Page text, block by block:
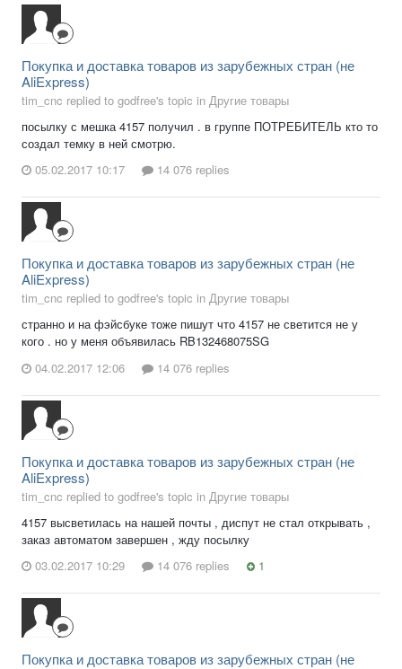
Покупка и доставка товаров из зарубежных стран (не
AliExpress)
tim_cnc replied to godfree's topic in Другие товары
посылку с мешка 4157 получил . в группе ПОТРЕБИТЕЛЬ кто то
создал темку в ней смотрю.
05.02.2017 10:17
14 076 replies
Покупка и доставка товаров из зарубежных стран (не
AliExpress)
tim_cnc replied to godfree's topic in Другие товары
странно и на фэйсбуке тоже пишут что 4157 не светится не у
кого . но у меня объявилась RB132468075SG
04.02.2017 12:06
14 076 replies
Покупка и доставка товаров из зарубежных стран (не
AliExpress)
tim_cnc replied to godfree's topic in Другие товары
4157 высветилась на нашей почты , диспут не стал открывать ,
заказ автоматом завершен , жду посылку
03.02.2017 10:29
14 076 replies 1
Покупка и доставка товаров из зарубежных стран (не